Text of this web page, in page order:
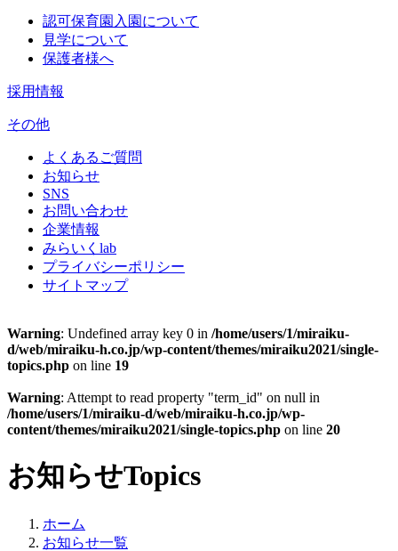
認可保育園入園について
見学について
保護者様へ
採用情報
その他
よくあるご質問
お知らせ
SNS
お問い合わせ
企業情報
みらいくlab
プライバシーポリシー
サイトマップ
Warning: Undefined array key 0 in /home/users/1/miraiku-
d/web/miraiku-h.co.jp/wp-content/themes/miraiku2021/single-
topics.php on line 19
Warning: Attempt to read property "term_id" on null in
/home/users/1/miraiku-d/web/miraiku-h.co.jp/wp-
content/themes/miraiku2021/single-topics.php on line 20
お知らせTopics
ホーム
お知らせ一覧